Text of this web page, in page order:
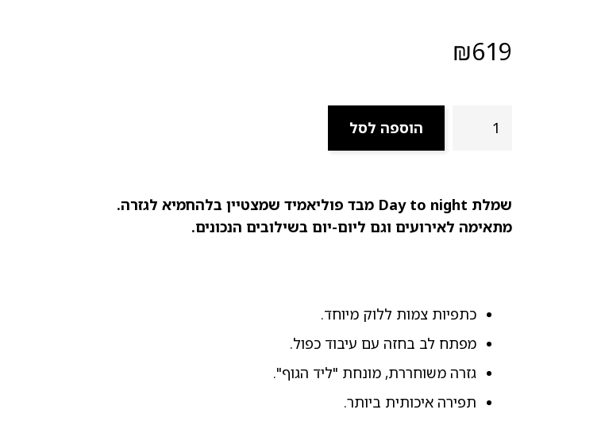
₪619
של
בצבע
אפור
הוספה לסל
שמלת Day to night מבד פוליאמיד שמצטיין בלהחמיא לגזרה.
מתאימה לאירועים וגם ליום-יום בשילובים הנכונים.
כתפיות צמות ללוק מיוחד.
מפתח לב בחזה עם עיבוד כפול.
גזרה משוחררת, מונחת "ליד הגוף".
תפירה איכותית ביותר.